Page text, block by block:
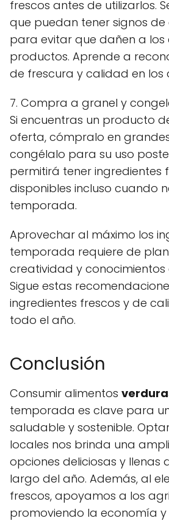
frescos antes de utilizarlos.
que puedan tener signos
para evitar que dañen a los
productos. Aprende a
de frescura y calidad en los
7. Compra a granel y
Si encuentras un producto
oferta, cómpralo en
congélalo para su uso
permitirá tener ingredientes
disponibles incluso cuando
temporada.
Aprovechar al máximo los
temporada requiere de
creatividad y conocimientos
Sigue estas
ingredientes frescos y de
todo el año.
Conclusión
Consumir alimentos
temporada es clave para
saludable y sostenible.
locales nos brinda una
opciones deliciosas y llenas
largo del año. Además, al
frescos, apoyamos a los
promoviendo la economía